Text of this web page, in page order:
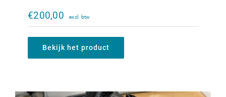
€200,00
Bekijk het product
€305,00